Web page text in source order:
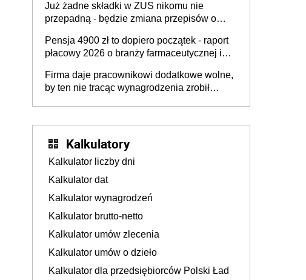
Już żadne składki w ZUS nikomu nie
przepadną - będzie zmiana przepisów o
ubezpieczeniom społecznym
Pensja 4900 zł to dopiero początek - raport
płacowy 2026 o branży farmaceutycznej i
Firma daje pracownikowi dodatkowe wolne,
by ten nie tracąc wynagrodzenia zrobił
Kalkulatory
Kalkulator liczby dni
Kalkulator dat
Kalkulator wynagrodzeń
Kalkulator brutto-netto
Kalkulator umów zlecenia
Kalkulator umów o dzieło
Kalkulator dla przedsiębiorców Polski Ład